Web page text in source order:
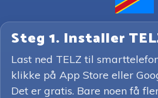
Steg 1. Installer
Last ned TELZ til
klikke på App Store eller
Det er gratis. Bare noen få